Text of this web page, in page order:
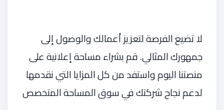
لا تضيع الفرصة لتعزيز أعمالك والوصول إلى
جمهورك المثالي. قم بشراء مساحة إعلانية على
منصتنا اليوم واستفد من كل المزايا التي نقدمها
لدعم نجاح شركتك في سوق المساحة المتخصص